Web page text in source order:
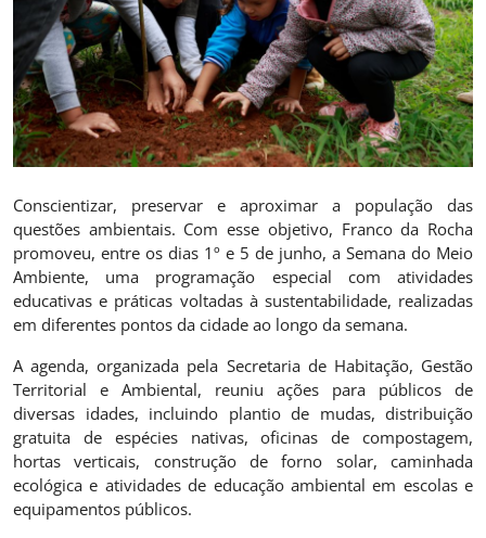
Conscientizar, preservar e aproximar a população das
questões ambientais. Com esse objetivo, Franco da Rocha
promoveu, entre os dias 1º e 5 de junho, a Semana do Meio
Ambiente, uma programação especial com atividades
educativas e práticas voltadas à sustentabilidade, realizadas
em diferentes pontos da cidade ao longo da semana.
A agenda, organizada pela Secretaria de Habitação, Gestão
Territorial e Ambiental, reuniu ações para públicos de
diversas idades, incluindo plantio de mudas, distribuição
gratuita de espécies nativas, oficinas de compostagem,
hortas verticais, construção de forno solar, caminhada
ecológica e atividades de educação ambiental em escolas e
equipamentos públicos.